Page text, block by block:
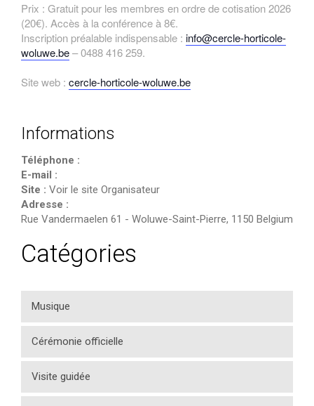
Prix : Gratuit pour les membres en ordre de cotisation 2026
(20€). Accès à la conférence à 8€.
Inscription préalable indispensable : info@cercle-horticole-
woluwe.be– 0488 416 259.
Site web : cercle-horticole-woluwe.be
Informations
Téléphone :
E-mail :
Site : Voir le site Organisateur
Adresse :
Rue Vandermaelen 61 - Woluwe-Saint-Pierre, 1150 Belgium
Catégories
Musique
Cérémonie officielle
Visite guidée